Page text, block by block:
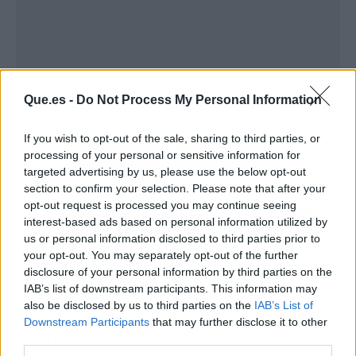
Que.es - Do Not Process My Personal Information
If you wish to opt-out of the sale, sharing to third parties, or
processing of your personal or sensitive information for
targeted advertising by us, please use the below opt-out
section to confirm your selection. Please note that after your
opt-out request is processed you may continue seeing
interest-based ads based on personal information utilized by
us or personal information disclosed to third parties prior to
your opt-out. You may separately opt-out of the further
disclosure of your personal information by third parties on the
IAB’s list of downstream participants. This information may
also be disclosed by us to third parties on the IAB’s List of
Downstream Participants that may further disclose it to other
Atrás Siguiente
ARTÍCULO ANTERIOR
ORGANIZACIONES
EXIGEN UNA
RESPUESTA ANTE "LA
ARTÍCULO SIGUIENTE
EL PRECIO DE LA
VIVIENDA USADA CAYÓ
POR TERCER